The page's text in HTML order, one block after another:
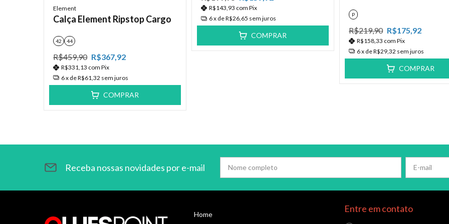
Element
Calça Element Ripstop Cargo
42 44
R$459,90 R$367,92
R$331,13 com Pix
6x deR$61,32 sem juros
COMPRAR
R$143,93 com Pix
6x deR$26,65 sem juros
COMPRAR
P
R$219,90 R$175,92
R$158,33 com Pix
6x deR$29,32 sem juros
COMPRAR
Receba nossas novidades por e-mail
Home
Entre em contato